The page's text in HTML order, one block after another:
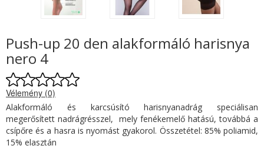
Push-up 20 den alakformáló harisnya
nero 4
Vélemény (0)
Alakformáló és karcsúsító harisnyanadrág speciálisan
megerősített nadrágrésszel, mely fenékemelő hatású, továbbá a
csípőre és a hasra is nyomást gyakorol. Összetétel: 85% poliamid,
15% elasztán